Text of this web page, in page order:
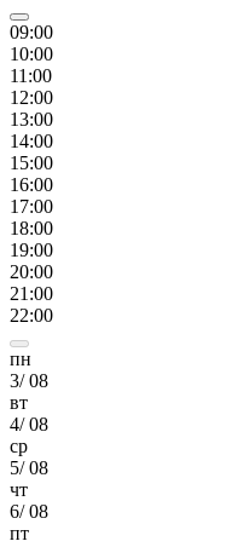
09:00
10:00
11 :00
12:00
13:00
14:00
15:00
16:00
17:00
18:00
19:00
20:00
21 :00
22:00
пн
3/08
вт
4/08
ср
5/08
чт
6/08
пт